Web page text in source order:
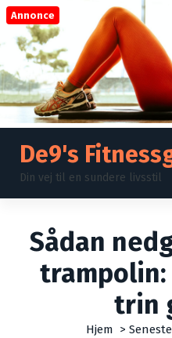
d
r
e
t
i
d
Annonce
De9's
Din vej til en sundere livsstil
Sådan
trin
Hjem >